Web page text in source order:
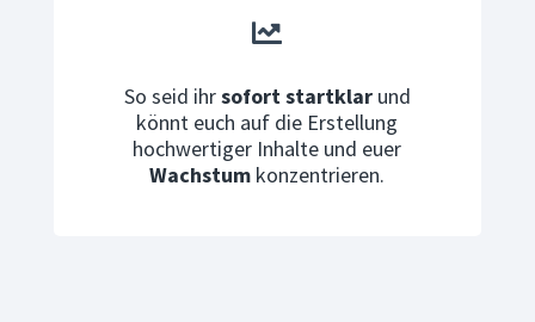

So seid ihrsofort startklarund
könnt euch auf die Erstellung
hochwertiger Inhalte und euer
Wachstum konzentrieren.